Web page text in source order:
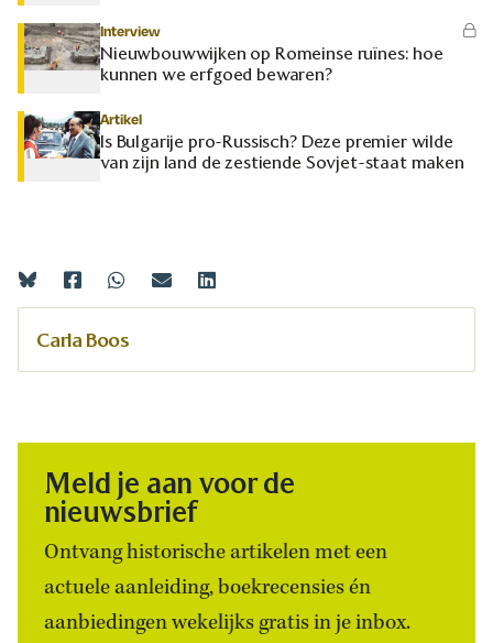
Interview
Nieuwbouwwijken op Romeinse ruïnes: hoe
kunnen we erfgoed bewaren?
Artikel
Is Bulgarije pro-Russisch? Deze premier wilde
van zijn land de zestiende Sovjet-staat maken
Carla Boos
Meld je aan voor de
nieuwsbrief
Ontvang historische artikelen met een
actuele aanleiding, boekrecensies én
aanbiedingen wekelijks gratis in je inbox.